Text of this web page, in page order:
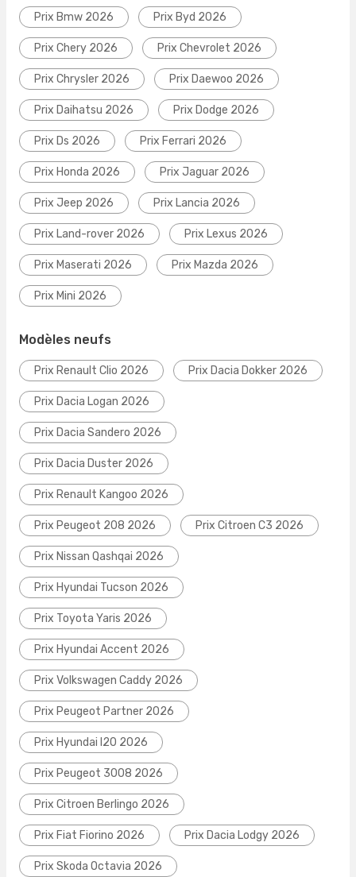
Prix Bmw 2026 Prix Byd 2026
Prix Chery 2026 Prix Chevrolet 2026
Prix Chrysler 2026 Prix Daewoo 2026
Prix Daihatsu 2026 Prix Dodge 2026
Prix Ds 2026 Prix Ferrari 2026
Prix Honda 2026 Prix Jaguar 2026
Prix Jeep 2026 Prix Lancia 2026
Prix Land-rover 2026 Prix Lexus 2026
Prix Maserati 2026 Prix Mazda 2026
Prix Mini 2026
Modèles neufs
Prix Renault Clio 2026 Prix Dacia Dokker 2026
Prix Dacia Logan 2026
Prix Dacia Sandero 2026
Prix Dacia Duster 2026
Prix Renault Kangoo 2026
Prix Peugeot 208 2026 Prix Citroen C3 2026
Prix Nissan Qashqai 2026
Prix Hyundai Tucson 2026
Prix Toyota Yaris 2026
Prix Hyundai Accent 2026
Prix Volkswagen Caddy 2026
Prix Peugeot Partner 2026
Prix Hyundai I20 2026
Prix Peugeot 3008 2026
Prix Citroen Berlingo 2026
Prix Fiat Fiorino 2026 Prix Dacia Lodgy 2026
Prix Skoda Octavia 2026